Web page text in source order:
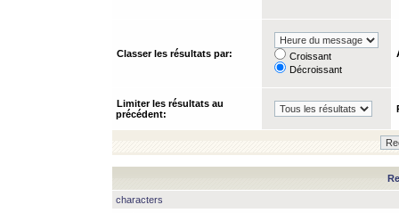
Classer les résultats par:
Croissant
Décroissant
Limiter les résultats au
précédent:
characters